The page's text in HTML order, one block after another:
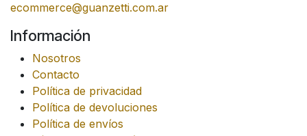
ecommerce@guanzetti.com.ar
Información
Nosotros
Contacto
Política de privacidad
Política de devoluciones
Política de envíos